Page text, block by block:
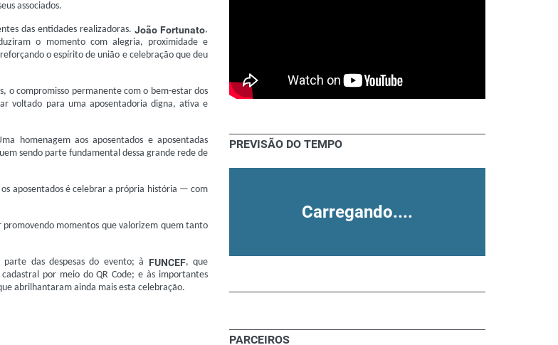
associados.
das entidades realizadoras. João Fortunato,
o momento com alegria, proximidade e
o espírito de união e celebração que deu
o compromisso permanente com o bem-estar dos
voltado para uma aposentadoria digna, ativa e
homenagem aos aposentados e aposentadas
sendo parte fundamental dessa grande rede de
aposentados é celebrar a própria história — com
promovendo momentos que valorizem quem tanto
das despesas do evento; à FUNCEF, que
por meio do QR Code; e às importantes
abrilhantaram ainda mais esta celebração.
PREVISÃO DO TEMPO
Carregando....
PARCEIROS